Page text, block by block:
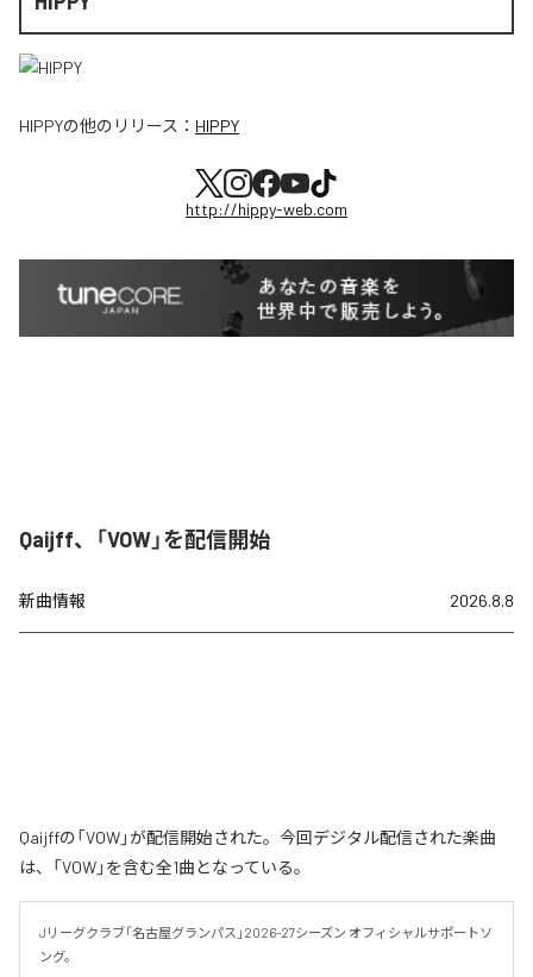
HIPPYの他のリリース： HIPPY
http://hippy-web.com
Qaijff、「VOW」を配信開始
新曲情報 2026.8.8
Qaijffの「VOW」が配信開始された。今回デジタル配信された楽曲
は、「VOW」を含む全1曲となっている。
Jリーグクラブ「名古屋グランパス」2026-27シーズン オフィシャルサポートソ
ング。